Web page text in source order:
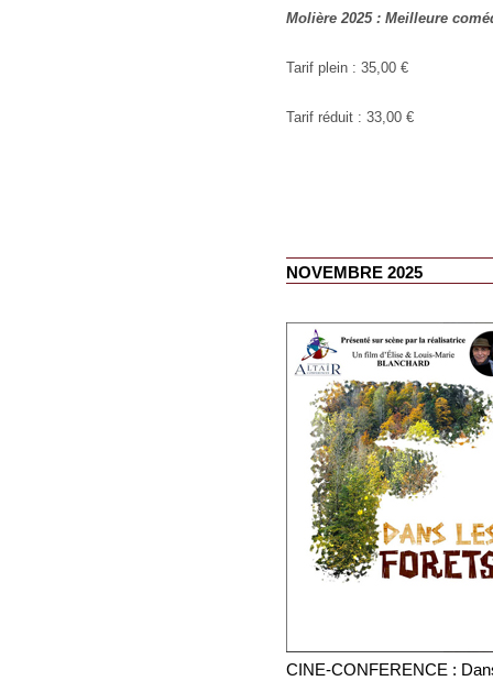
Molière 2025 : Meilleure
Tarif plein : 35,00 €
Tarif réduit : 33,00 €
NOVEMBRE 2025
CINE-CONFERENCE :